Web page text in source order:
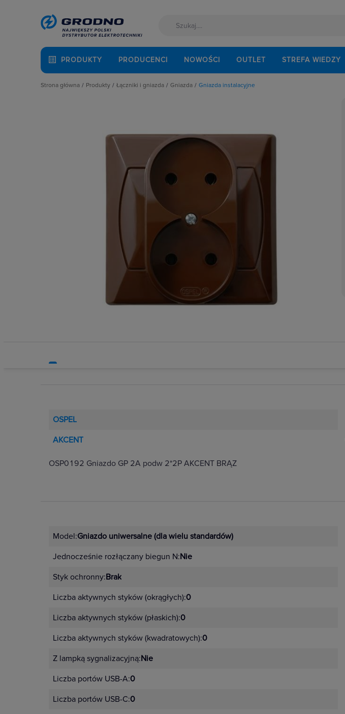
PRODUKTY PRODUCENCI NOWOŚCI OUTLET STREFA WIEDZY
Strona główna
Produkty
Kable i przewody
Łączniki i gniazda
Narzędzia i mierniki
Ochrona odgromowa
Odzież ochronna i BHP
Osprzęt siłowy, przenośny
Oświetlenie
Pompy ciepła
Prowadzenie kabli
Rozdzielnice i obudowy
Systemy bezpieczeństwa
Technika grzewcza
Technika instalacyjna
Łączniki i gniazda
Puszki instalacyjne
Ramki, klawisze, plakietki
Ściemniacze
Słupki i kolumny zasilające
Termostaty i regulatory
Gniazda
Gniazda multimedialne, HDMI,USB
Gniazda pozostałe,ekwipotencjalne,
Gniazda teleinformatyczne
Wpusty kablowe
Gniazda instalacyjne
OSPEL
AKCENT
OSP0192 Gniazdo GP 2A podw 2*2P AKCENT BRĄZ
Model:Gniazdo uniwersalne (dla wielu standardów)
Jednocześnie rozłączany biegun N:Nie
Styk ochronny:Brak
Liczba aktywnych styków (okrągłych):0
Liczba aktywnych styków (płaskich):0
Liczba aktywnych styków (kwadratowych):0
Z lampką sygnalizacyjną:Nie
Liczba portów USB-A:0
Liczba portów USB-C:0